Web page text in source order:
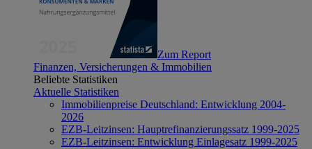
Zum Report
Finanzen, Versicherungen & Immobilien
Beliebte Statistiken
Aktuelle Statistiken
Immobilienpreise Deutschland: Entwicklung 2004-
2026
EZB-Leitzinsen: Hauptrefinanzierungssatz 1999-2025
EZB-Leitzinsen: Entwicklung Einlagesatz 1999-2025